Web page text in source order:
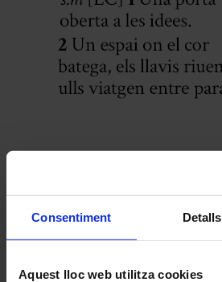
Consentiment Detalls
Aquest lloc web utilitza cookies